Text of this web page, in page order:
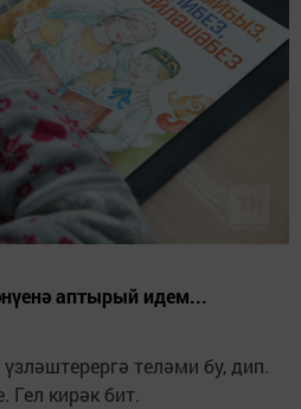
аптырый идем...
теләми бу, дип.
Гел кирәк бит.